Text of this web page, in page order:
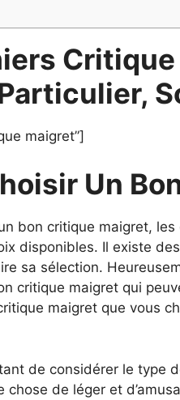
maigret”]
Un
un bon critique maigret,
disponibles. Il existe
sa sélection.
critique maigret qui
maigret que vous
de considérer le type
chose de léger et